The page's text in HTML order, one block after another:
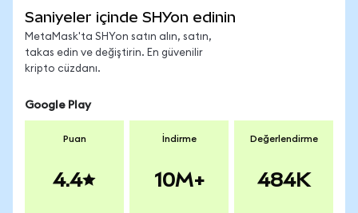
Saniyeler içinde SHYon edinin
MetaMask'ta SHYon satın alın, satın,
takas edin ve değiştirin. En güvenilir
kripto cüzdanı.
Google Play
Puan
4.4
İndirme
10M+
Değerlendirme
484K